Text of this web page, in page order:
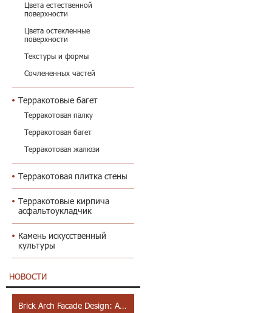
Цвета естественной
поверхности
Цвета остекленные
поверхности
Текстуры и формы
Сочлененных частей
Терракотовые багет
Терракотовая палку
Терракотовая багет
Терракотовая жалюзи
Терракотовая плитка стены
Терракотовые кирпича
асфальтоукладчик
Камень искусственный
культуры
НОВОСТИ
Brick Arch Facade Design: A Closer Look at Yiwu Place